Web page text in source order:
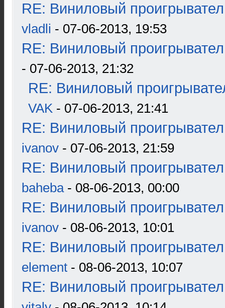
RE: Виниловый
vladli - 07-06-2013, 19:53
RE: Виниловый
- 07-06-2013, 21:32
RE: Виниловый
VAK - 07-06-2013, 21:41
RE: Виниловый
ivanov - 07-06-2013, 21:59
RE: Виниловый
baheba- 08-06-2013, 00:00
RE: Виниловый
ivanov - 08-06-2013, 10:01
RE: Виниловый
element - 08-06-2013, 10:07
RE: Виниловый